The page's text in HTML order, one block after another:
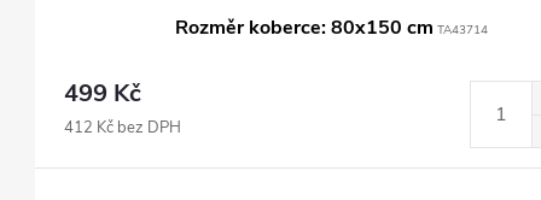
Rozměr koberce: 80x150 cm TA43714
499 Kč
412 Kč bez DPH